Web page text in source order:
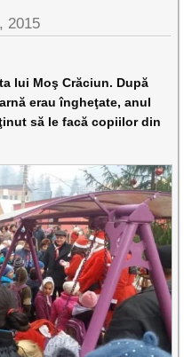
2015
lui Moş Crăciun. După
erau îngheţate, anul
să le facă copiilor din